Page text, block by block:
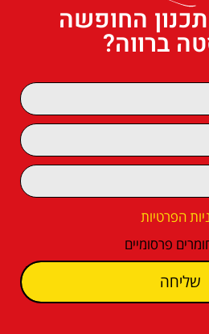
החופשה
ברווה?
הפרטיות
פרסומיים
שליחה